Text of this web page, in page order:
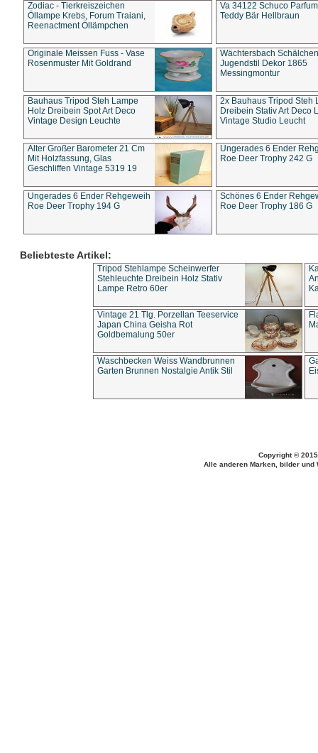
Zodiac - Tierkreiszeichen
Öllampe Krebs, Forum Traiani,
Reenactment Öllämpchen
Va 34122 Schuco
Teddy Bär Hellbraun
Originale Meissen Fuss - Vase
Rosenmuster Mit Goldrand
Wächtersbach Schälchen
Jugendstil Dekor 1865
Messingmontur
Bauhaus Tripod Steh Lampe
Holz Dreibein Spot Art Deco
Vintage Design Leuchte
2x Bauhaus Tripod Steh
Dreibein Stativ Art Deco
Vintage Studio Leucht
Alter Großer Barometer 21 Cm
Mit Holzfassung, Glas
Geschliffen Vintage 5319 19
Ungerades 6 Ender
Roe Deer Trophy 242 G
Ungerades 6 Ender Rehgeweih
Roe Deer Trophy 194 G
Schönes 6 Ender
Roe Deer Trophy 186 G
Beliebteste Artikel:
Tripod Stehlampe Scheinwerfer
Stehleuchte Dreibein Holz Stativ
Lampe Retro 60er
Vintage 21 Tlg. Porzellan Teeservice
Japan China Geisha Rot
Goldbemalung 50er
Waschbecken Weiss Wandbrunnen
Garten Brunnen Nostalgie Antik Stil
Copyright ©
Alle anderen Marken, bilder und